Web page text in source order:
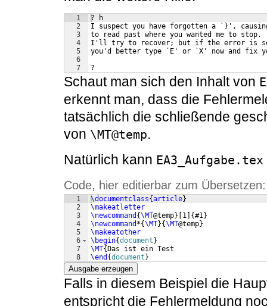
1
2
3
4
5
6
7
? h
I suspect you have forgotten a `}',
to read past where you wanted me to stop.
I'll try to recover; but if the error is
you'd better type `E' or `X' now and fix
?
Schaut man sich den Inhalt von
erkennt man, dass die
tatsächlich die schließende
von \MT@temp.
Natürlich kann EA3_Aufgabe.tex
Code, hier editierbar zum Übersetzen:
1
2
3
4
5
6
7
8
\documentclass{article}
\makeatletter
\newcommand {\MT@temp} 1 {#1}
\newcommand *{\MT}{\MT@temp}
\makeatother
\begin{document }
\MT{ Das ist ein Test
\end {document }
Ausgabe erzeugen
Falls in diesem Beispiel die
entspricht die Fehlermeldung